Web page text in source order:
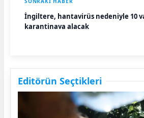
İngiltere, hantavirüs nedeniyle 10
karantinaya alacak
Editörün Seçtikleri